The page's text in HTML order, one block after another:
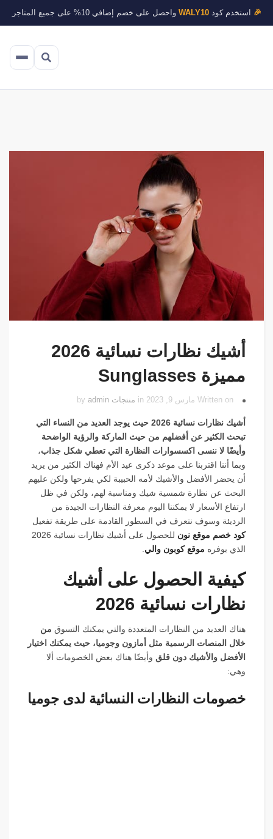
🎉 استخدم كودWALY10 واحصل على خصم إضافي 10% على جميع المتاجر
أشيك نظارات نسائية 2026
مميزة Sunglasses
Written on مارس 9, 2023 in منتجات admin
أشيك نظارات نسائية 2026 حيث يوجد العديد من النساء التي
تبحث الكثير عن أفضلهم من حيث الماركة والرؤية الواضحة
وأيضًا لا ننسى اكسسوارات النظارة التي تعطي شكل جذاب،
وبما أننا اقتربنا على موعد ذكرى عيد الأم فهناك الكثير من يريد
أن يحضر الأفضل والأشيك لأمه الحبيبة لكي يفرحها ولكن عليهم
البحث عن نظارة شمسية شيك ومناسبة لهم، ولكن في ظل
ارتفاع الأسعار لا يمكننا اليوم معرفة النظارات الجيدة من
الرديئة وسوف نتعرف في السطور القادمة على طريقة تفعيل
كود خصم موقع نون
للحصول على أشيك نظارات نسائية 2026
الذي يوفره موقع كوبون والي.
كيفية الحصول على أشيك
نظارات نسائية 2026
هناك العديد من النظارات المتعددة والتي يمكنك التسوق من
خلال المنصات الرسمية مثل أمازون وجوميا، حيث يمكنك اختيار
الأفضل والأشيك دون قلق وأيضًا هناك بعض الخصومات ألا
وهي:
خصومات النظارات النسائية لدى جوميا